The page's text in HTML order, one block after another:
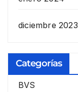
diciembre 2023
Categorías
BVS